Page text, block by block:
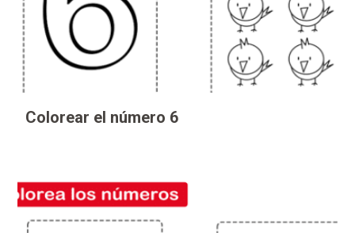
Colorear el número 6